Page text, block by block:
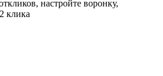
настройте воронку,
клика